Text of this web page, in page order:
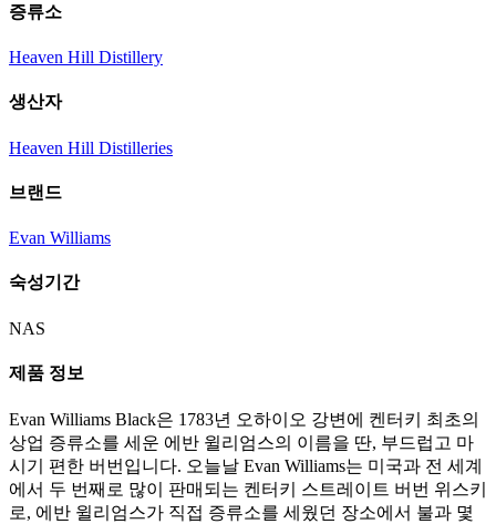
증류소
Heaven Hill Distillery
생산자
Heaven Hill Distilleries
브랜드
Evan Williams
숙성기간
NAS
제품 정보
Evan Williams Black은 1783년 오하이오 강변에 켄터키 최초의
상업 증류소를 세운 에반 윌리엄스의 이름을 딴, 부드럽고 마
시기 편한 버번입니다. 오늘날 Evan Williams는 미국과 전 세계
에서 두 번째로 많이 판매되는 켄터키 스트레이트 버번 위스키
로, 에반 윌리엄스가 직접 증류소를 세웠던 장소에서 불과 몇